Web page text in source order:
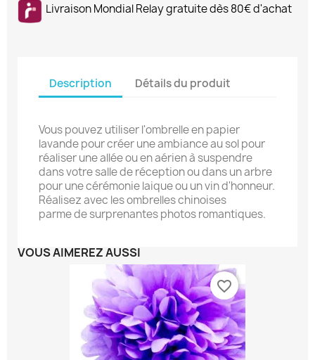
Livraison Mondial Relay gratuite dès 80€ d'achat
Description Détails du produit
Vous pouvez utiliser l'ombrelle en papier
lavande pour créer une ambiance au sol pour
réaliser une allée ou en aérien à suspendre
dans votre salle de réception ou dans un arbre
pour une cérémonie laique ou un vin d'honneur.
Réalisez avec les ombrelles chinoises
parme de surprenantes photos romantiques.
VOUS AIMEREZ AUSSI
favorite_border